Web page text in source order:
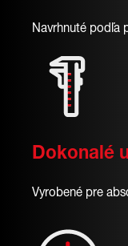
Navrhnuté podľa
Dokonalé
Vyrobené pre